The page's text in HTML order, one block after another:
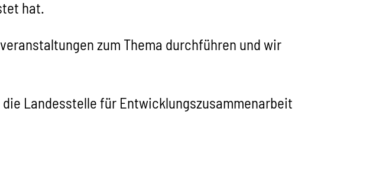
hat.
zum Thema durchführen und wir
Landesstelle für Entwicklungszusammenarbeit